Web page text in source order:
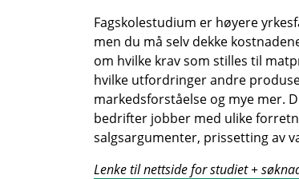
Fagskolestudium er høyere
men du må selv dekke
om hvilke krav som stilles til
hvilke utfordringer andre
markedsforståelse og mye mer.
bedrifter jobber med ulike
salgsargumenter, prissetting av
Lenke til nettside for studiet +